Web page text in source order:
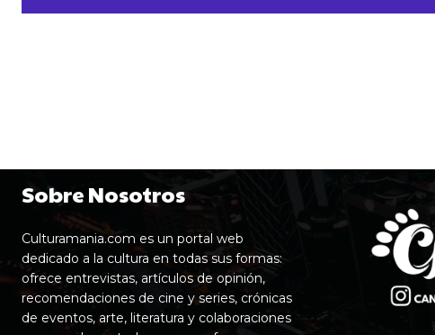
Sobre Nosotros
Culturamania.com es un portal web
dedicado a la cultura en todas sus formas:
ofrece entrevistas, artículos de opinión,
recomendaciones de cine y series, crónicas
de eventos, arte, literatura y colaboraciones